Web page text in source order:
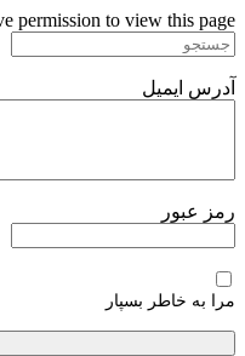
پرش
به
permission to view this page.
آدرس ایمیل
رمز عبور
مرا به خاطر بسپار